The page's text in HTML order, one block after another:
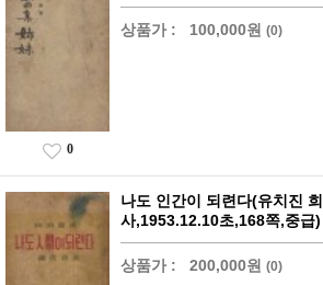
상품가 : 100,000원 (0)
0
나도 인간이 되련다(유치진
사,1953.12.10초,168쪽,중급)
상품가 : 200,000원 (0)